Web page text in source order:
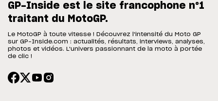
GP-Inside est le site francophone n°1
traitant du MotoGP.
Le MotoGP à toute vitesse ! Découvrez l'intensité du Moto GP
sur GP-Inside.com : actualités, résultats, interviews, analyses,
photos et vidéos. L'univers passionnant de la moto à portée
de clic !